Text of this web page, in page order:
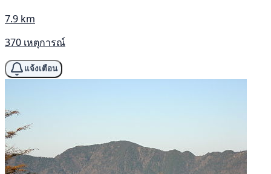
7.9 km
370 เหตุการณ์
แจ้งเตือน